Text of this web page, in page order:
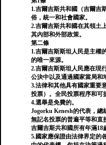
1.吉爾吉斯共和國（吉爾吉
俗，統一和社會國家。
2.吉爾吉斯共和國在其領土
其內部和外部政策。
第二條
1.吉爾吉斯斯坦人民是主權
的唯一來源。
2.吉爾吉斯斯坦人民應在現
公決中以及通過國家當局和
3.法律和其他具有國家重要
投票）。全民投票程序和可
4.選舉是免費的。
Jogorku Kenesh的代表，
無記名投票的普遍平等和直
吉爾吉斯共和國所有年滿18
5.國家應保證由法律界定的